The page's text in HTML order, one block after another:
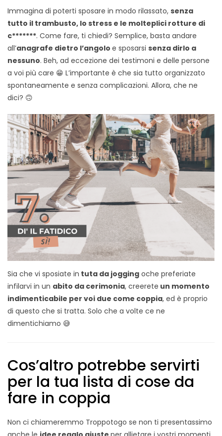
Immagina di poterti sposare in modo rilassato, senza
tutto il trambusto, lo stress e le molteplici rotture di
c*******. Come fare, ti chiedi? Semplice, basta andare
all’anagrafe dietro l’angolo e sposarsi senza dirlo a
nessuno. Beh, ad eccezione dei testimoni e delle persone
a voi più care 😁 L’importante è che sia tutto organizzato
spontaneamente e senza complicazioni. Allora, che ne
dici? 🙃
Sia che vi sposiate in tuta da jogging oche preferiate
infilarvi in un abito da cerimonia, creerete un momento
indimenticabile per voi due come coppia, ed è proprio
di questo che si tratta. Solo che a volte ce ne
dimentichiamo 😅
Cos’altro potrebbe servirti
per la tua lista di cose da
fare in coppia
Non ci chiameremmo Troppotogo se non ti presentassimo